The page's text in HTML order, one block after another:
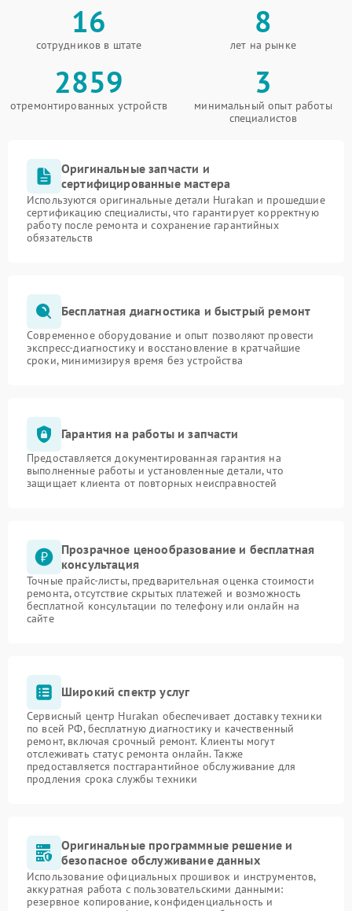
16
сотрудников в штате
8
лет на рынке
2859
отремонтированных устройств
3
минимальный опыт работы
специалистов
Оригинальные запчасти и
сертифицированные мастера
Используются оригинальные детали Hurakan и прошедшие
сертификацию специалисты, что гарантирует корректную
работу после ремонта и сохранение гарантийных
обязательств
Бесплатная диагностика и быстрый ремонт
Современное оборудование и опыт позволяют провести
экспресс-диагностику и восстановление в кратчайшие
сроки, минимизируя время без устройства
Гарантия на работы и запчасти
Предоставляется документированная гарантия на
выполненные работы и установленные детали, что
защищает клиента от повторных неисправностей
Прозрачное ценообразование и бесплатная
консультация
Точные прайс-листы, предварительная оценка стоимости
ремонта, отсутствие скрытых платежей и возможность
бесплатной консультации по телефону или онлайн на
сайте
Широкий спектр услуг
Сервисный центр Hurakan обеспечивает доставку техники
по всей РФ, бесплатную диагностику и качественный
ремонт, включая срочный ремонт. Клиенты могут
отслеживать статус ремонта онлайн. Также
предоставляется постгарантийное обслуживание для
продления срока службы техники
Оригинальные программные решение и
безопасное обслуживание данных
Использование официальных прошивок и инструментов,
аккуратная работа с пользовательскими данными:
резервное копирование, конфиденциальность и